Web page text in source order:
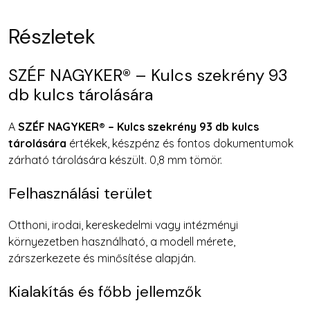
Részletek
SZÉF NAGYKER® – Kulcs szekrény 93
db kulcs tárolására
A SZÉF NAGYKER® – Kulcs szekrény 93 db kulcs
tárolására értékek, készpénz és fontos dokumentumok
zárható tárolására készült. 0,8 mm tömör.
Felhasználási terület
Otthoni, irodai, kereskedelmi vagy intézményi
környezetben használható, a modell mérete,
zárszerkezete és minősítése alapján.
Kialakítás és főbb jellemzők